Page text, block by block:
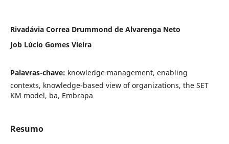
Rivadávia Correa Drummond de Alvarenga Neto
Job Lúcio Gomes Vieira
Palavras-chave: knowledge management, enabling
contexts, knowledge-based view of organizations, the SET
KM model, ba, Embrapa
Resumo